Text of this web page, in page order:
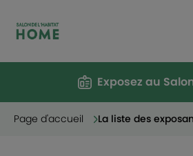
Exposez au
Page d'accueil La liste des